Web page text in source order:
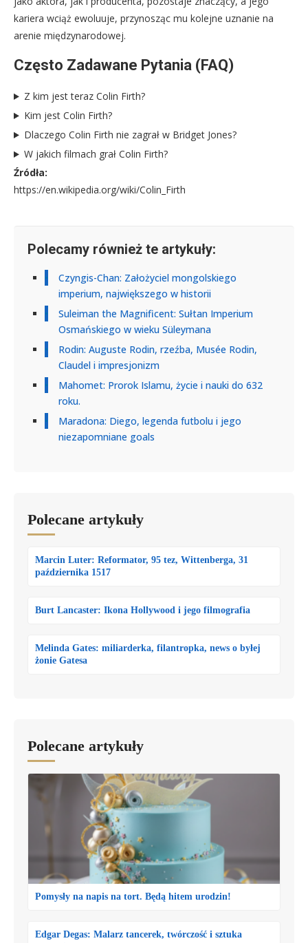
kariera wciąż ewoluuje, przynosząc mu kolejne uznanie na
arenie międzynarodowej.
Często Zadawane Pytania (FAQ)
Z kim jest teraz Colin Firth?
Kim jest Colin Firth?
Dlaczego Colin Firth nie zagrał w Bridget Jones?
W jakich filmach grał Colin Firth?
Źródła:
https://en.wikipedia.org/wiki/Colin_Firth
Polecamy również te artykuły:
Czyngis-Chan: Założyciel mongolskiego
imperium, największego w historii
Suleiman the Magnificent: Sułtan Imperium
Osmańskiego w wieku Süleymana
Rodin: Auguste Rodin, rzeźba, Musée Rodin,
Claudel i impresjonizm
Mahomet: Prorok Islamu, życie i nauki do 632
roku.
Maradona: Diego, legenda futbolu i jego
niezapomniane goals
Polecane artykuły
Marcin Luter: Reformator, 95 tez, Wittenberga, 31
października 1517
Burt Lancaster: Ikona Hollywood i jego filmografia
Melinda Gates: miliarderka, filantropka, news o byłej
żonie Gatesa
Polecane artykuły
Pomysły na napis na tort. Będą hitem urodzin!
Edgar Degas: Malarz tancerek, twórczość i sztuka